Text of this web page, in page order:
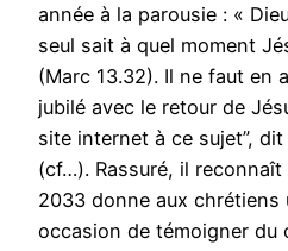
année à la parousie : «
seul sait à quel moment
(Marc 13.32). Il ne faut en
jubilé avec le retour de
site internet à ce sujet”,
(cf…). Rassuré, il
2033 donne aux chrétiens
occasion de témoigner du